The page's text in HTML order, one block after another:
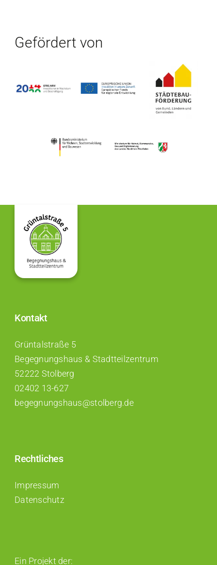
Gefördert von
Kontakt
Grüntalstraße 5
Begegnungshaus & Stadtteilzentrum
52222 Stolberg
02402 13-627
begegnungshaus@stolberg.de
Rechtliches
Impressum
Datenschutz
Ein Projekt der: